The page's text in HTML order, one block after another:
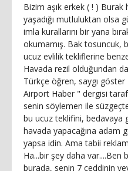
Bizim aşık erkek ( ! )
yaşadığı mutluluktan olsa
imla kurallarını bir yana
okumamış. Bak tosuncuk,
ucuz evlilik tekliflerine
Havada rezil olduğundan
Türkçe öğren, saygı
Airport Haber " dergisi
senin söylemen ile
bu ucuz teklifini, bedavaya
havada yapacağına adam
yapsa idin. Ama tabii
Ha...bir şey daha var....Ben
burada, senin 7 ceddinin